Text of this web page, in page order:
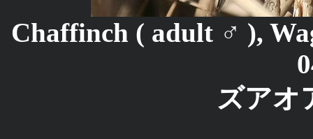
Chaffinch ( adult ♂ ),
ズアオ